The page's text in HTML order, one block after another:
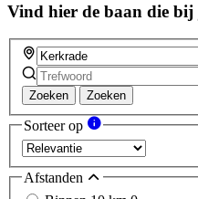
Vind hier de baan die bij
Zoeken Zoeken
Sorteer op
Afstanden